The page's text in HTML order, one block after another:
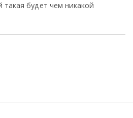
такая будет чем никакой